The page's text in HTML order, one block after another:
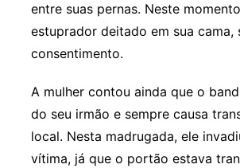
entre suas pernas. Neste
estuprador deitado em sua cama,
consentimento.
A mulher contou ainda que o
do seu irmão e sempre causa
local. Nesta madrugada, ele
vítima, já que o portão estava